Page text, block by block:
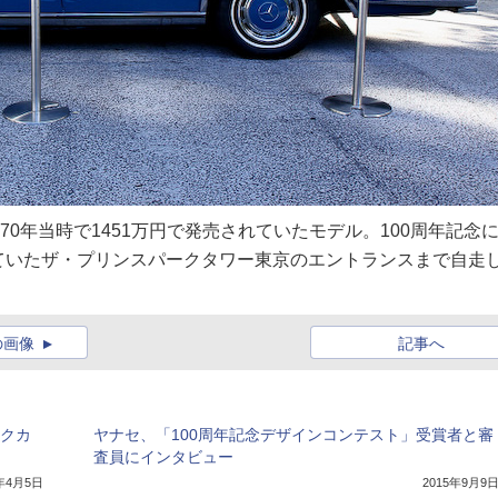
年当時で1451万円で発売されていたモデル。100周年記念
たザ・プリンスパークタワー東京のエントランスまで自走
記事へ
像
カ
4月5日
ヤナセ、「100周年記念デザインコンテスト」受賞者と審
査員にインタビュー
2015年9月9日